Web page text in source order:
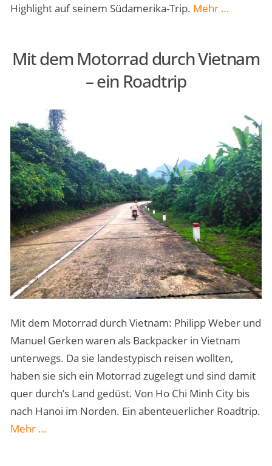
Highlight auf seinem Südamerika-Trip. Mehr „Die
–
Highlight“
…
Mit dem Motorrad durch Vietnam
– ein Roadtrip
Mit dem Motorrad durch Vietnam: Philipp Weber und
Manuel Gerken waren als Backpacker in Vietnam
unterwegs. Da sie landestypisch reisen wollten,
haben sie sich ein Motorrad zugelegt und sind damit
quer durch’s Land gedüst. Von Ho Chi Minh City bis
nach Hanoi im Norden. Ein abenteuerlicher Roadtrip.
Mehr „Mit
…